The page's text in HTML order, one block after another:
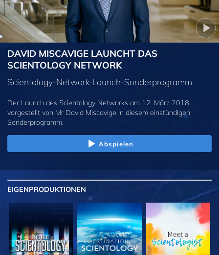
DAVID MISCAVIGE LAUNCHT DAS
SCIENTOLOGY NETWORK
Scientology-Network-Launch-Sonderprogramm
Der Launch des Scientology Networks am 12. März 2018,
vorgestellt von Mr David Miscavige in diesem einstündigen
Sonderprogramm.
Abspielen
EIGENPRODUKTIONEN